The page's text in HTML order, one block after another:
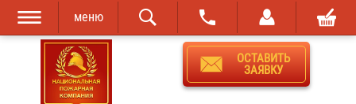
Перейти к
основному
содержанию
Skip to
navigation
меню
ОСТАВИТЬ
ЗАЯВКУ